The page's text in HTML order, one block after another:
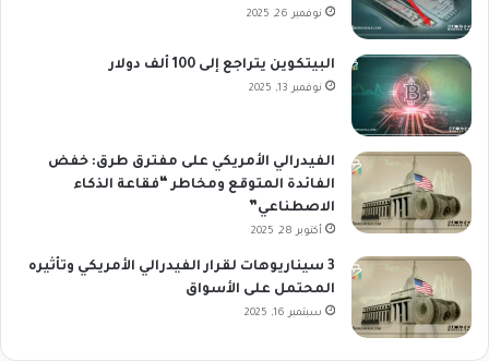
نوفمبر 26, 2025
البيتكوين يتراجع إلى 100 ألف دولار
نوفمبر 13, 2025
الفيدرالي الأمريكي على مفترق طرق: خفض
الفائدة المتوقع ومخاطر “فقاعة الذكاء
الاصطناعي”
أكتوبر 28, 2025
3 سيناريوهات لقرار الفيدرالي الأمريكي وتأثيره
المحتمل على الأسواق
سبتمبر 16, 2025